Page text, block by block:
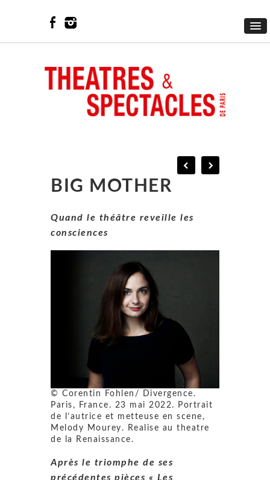
BIG MOTHER
Quand le théâtre reveille les
consciences
© Corentin Fohlen/ Divergence.
Paris, France. 23 mai 2022. Portrait
de l’autrice et metteuse en scene,
Melody Mourey. Realise au theatre
de la Renaissance.
Après le triomphe de ses
précédentes pièces « Les